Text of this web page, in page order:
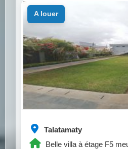
Talatamaty
Belle villa à étage F5
a louer